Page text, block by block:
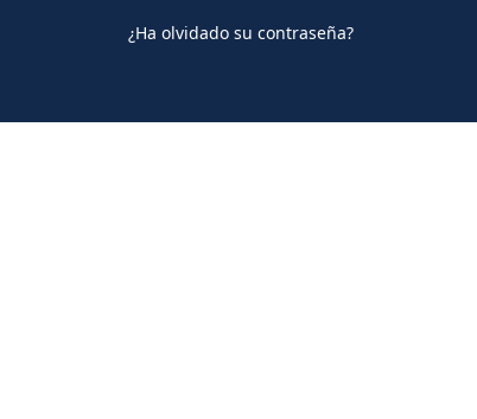
¿Ha olvidado su contraseña?